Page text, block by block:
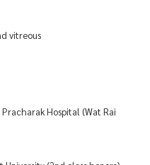
vitreous
Hospital (Wat Rai